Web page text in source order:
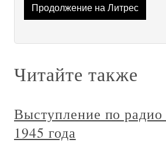
Продолжение на Литрес
Читайте также
Выступление по радио
1945 года